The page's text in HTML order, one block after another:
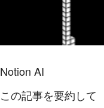
Notion AI
この記事を要約して